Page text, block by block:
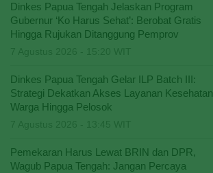
Dinkes Papua Tengah Jelaskan Program
Gubernur ‘Ko Harus Sehat’: Berobat Gratis
Hingga Rujukan Ditanggung Pemprov
Dinkes Papua Tengah Gelar ILP Batch III:
Strategi Dekatkan Akses Layanan Kesehatan
Warga Hingga Pelosok
Pemekaran Harus Lewat BRIN dan DPR,
Wagub Papua Tengah: Jangan Percaya